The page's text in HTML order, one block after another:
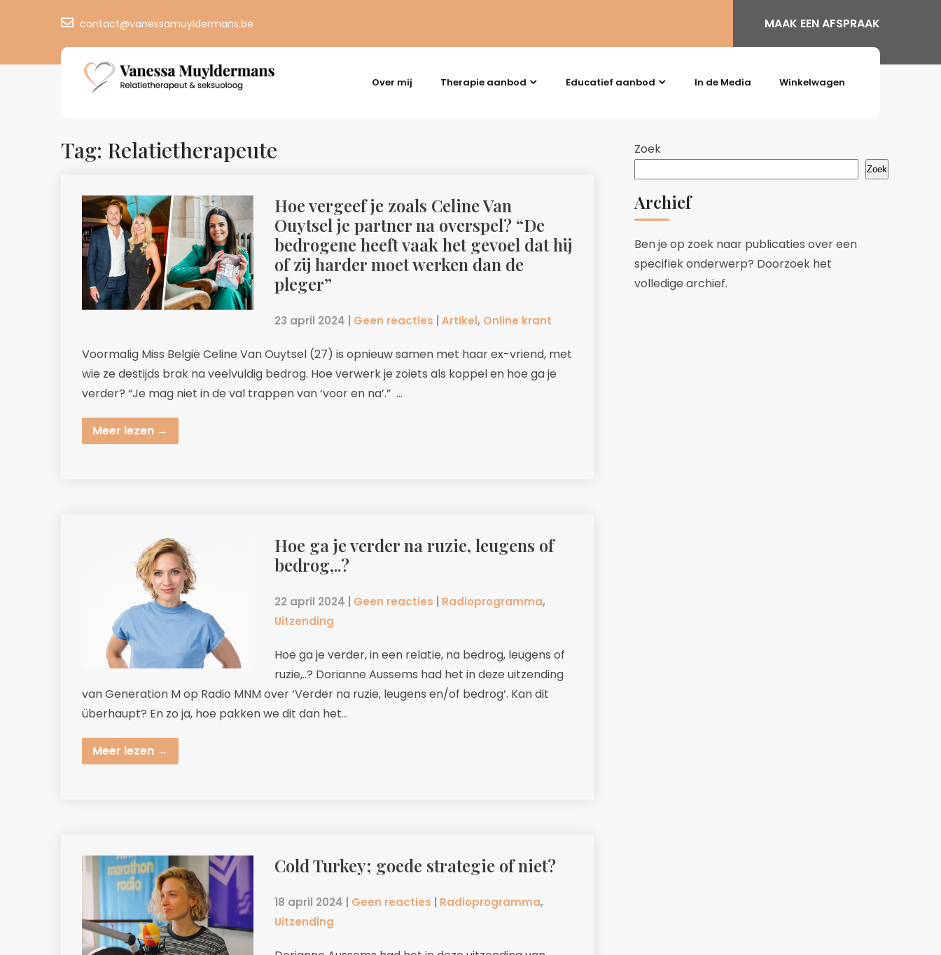
contact@vanessamuyldermans.be MAAK EEN AFSPRAAK
Over mij Therapie aanbod Educatief aanbod In de Media Winkelwagen
Tag: Relatietherapeute
Hoe vergeef je zoals Celine Van
Ouytsel je partner na overspel? “De
bedrogene heeft vaak het gevoel dat hij
of zij harder moet werken dan de
pleger”
23 april 2024 Geen reacties |Artikel, Online krant
Voormalig Miss België Celine Van Ouytsel (27) is opnieuw samen met haar ex-vriend, met
wie ze destijds brak na veelvuldig bedrog. Hoe verwerk je zoiets als koppel en hoe ga je
verder? “Je mag niet in de val trappen van ‘voor en na’.” …
Meer lezen →
Hoe ga je verder na ruzie, leugens of
bedrog,..?
22 april 2024 Geen reacties Radioprogramma,
Uitzending
Hoe ga je verder, in een relatie, na bedrog, leugens of
ruzie,..? Dorianne Aussems had het in deze uitzending
van Generation M op Radio MNM over ‘Verder na ruzie, leugens en/of bedrog’. Kan dit
überhaupt? En zo ja, hoe pakken we dit dan het…
Meer lezen →
Cold Turkey; goede strategie of niet?
18 april 2024 Geen reacties Radioprogramma,
Uitzending
Zoek
Zoek
Archief
Ben je op zoek naar publicaties over een
specifiek onderwerp? Doorzoek het
volledige archief.